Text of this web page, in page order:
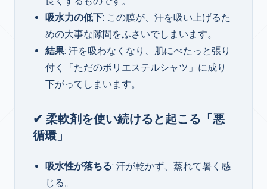
吸水力の低下: この膜が、汗を吸い上げるた
めの大事な隙間をふさいでしまいます。
結果: 汗を吸わなくなり、肌にべたっと張り
付く「ただのポリエステルシャツ」に成り
下がってしまいます。
✔ 柔軟剤を使い続けると起こる「悪
循環」
吸水性が落ちる: 汗が乾かず、蒸れて暑く感
じる。